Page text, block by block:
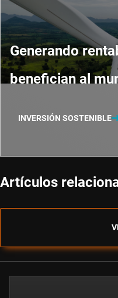
Generando
benefician al
INVERSIÓN SOSTENIBLE
Artículos